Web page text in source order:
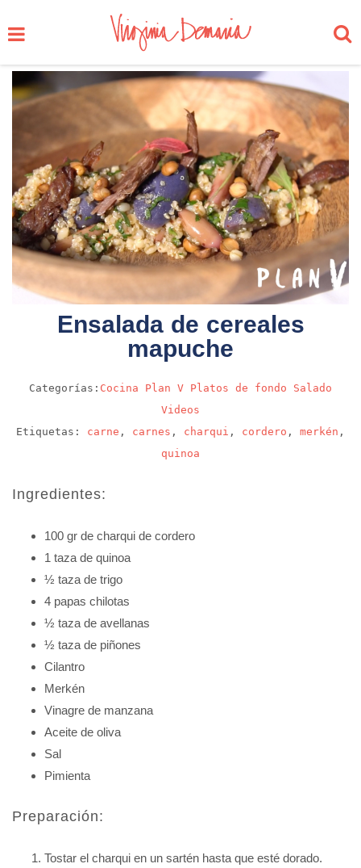
Ensalada de cereales
mapuche
Categorías: Cocina Plan V Platos de fondo
Salado
Videos
Etiquetas: carne , carnes , charqui , cordero , merkén ,
quinoa
Ingredientes:
100 gr de charqui de cordero
1 taza de quinoa
½ taza de trigo
4 papas chilotas
½ taza de avellanas
½ taza de piñones
Cilantro
Merkén
Vinagre de manzana
Aceite de oliva
Sal
Pimienta
Preparación:
Tostar el charqui en un sartén hasta que esté dorado.